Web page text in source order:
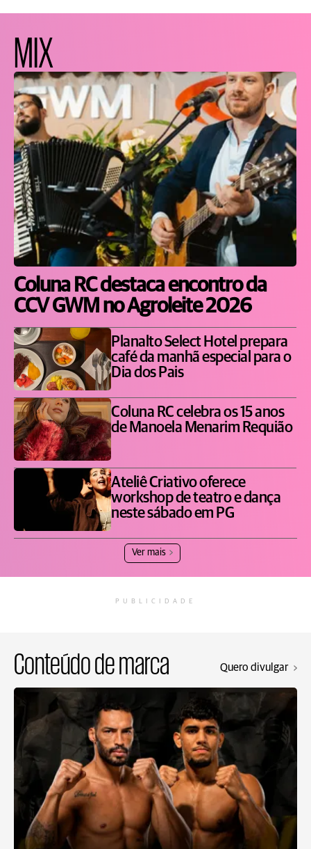
MIX
Coluna RC destaca encontro da
CCV GWM no Agroleite 2026
Planalto Select Hotel prepara
café da manhã especial para o
Dia dos Pais
Coluna RC celebra os 15 anos
de Manoela Menarim Requião
Ateliê Criativo oferece
workshop de teatro e dança
neste sábado em PG
Ver mais
PUBLICIDADE
Conteúdo de marca Quero divulgar